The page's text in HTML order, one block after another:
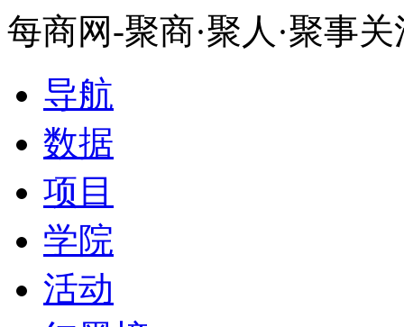
每商网-聚商·聚人·聚事
导航
数据
项目
学院
活动